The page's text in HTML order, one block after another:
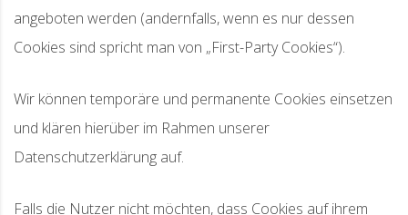
angeboten werden (andernfalls, wenn es nur dessen
Cookies sind spricht man von „First-Party Cookies“).
Wir können temporäre und permanente Cookies einsetzen
und klären hierüber im Rahmen unserer
Datenschutzerklärung auf.
Falls die Nutzer nicht möchten, dass Cookies auf ihrem